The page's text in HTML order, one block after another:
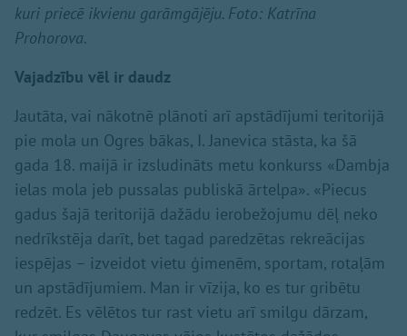
kuri priecē ikvienu garāmgājēju. Foto: Katrīna
Prohorova.
Vajadzību vēl ir daudz
Jautāta, vai nākotnē plānoti arī apstādījumi teritorijā
pie mola un Ogres bākas, I. Janevica stāsta, ka šā
gada 18. maijā ir izsludināts metu konkurss «Dambja
ielas mola jeb pussalas publiskā ārtelpa». «Piecus
gadus šajā teritorijā dažādu ierobežojumu dēļ neko
nedrīkstēja darīt, bet tagad paredzētas rekreācijas
iespējas – izveidot vietu ģimenēm, sportam, rotaļām
un apstādījumiem. Man ir vīzija, ko es tur gribētu
redzēt. Es vēlētos tur rast vietu arī smilgu dārzam,